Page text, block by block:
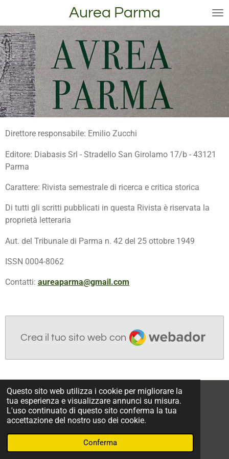
Questo sito web utilizza i cookie per migliorare la
tua esperienza e visualizzare annunci su misura.
L'uso continuato di questo sito conferma la tua
accettazione del nostro uso dei cookie.
Conferma
contenuto
principale
Aurea Parma
Direttore responsabile: Emilio Zucchi
Editore: Diabasis Srl - Stradello San Girolamo 17/b - 43121
Parma
Carattere: Rivista semestrale di ricerca e critica storica
Di tutti gli scritti pubblicati in questa Rivista è riservata la
proprietà letteraria
Aut. del Tribunale di Parma n. 42 del 25 ottobre 1949
ISSN 0004-8062
Contatti: aureaparma@gmail.com
Crea il tuo sito web con
Webador
Aurea Parma
aureaparma@gmail.com